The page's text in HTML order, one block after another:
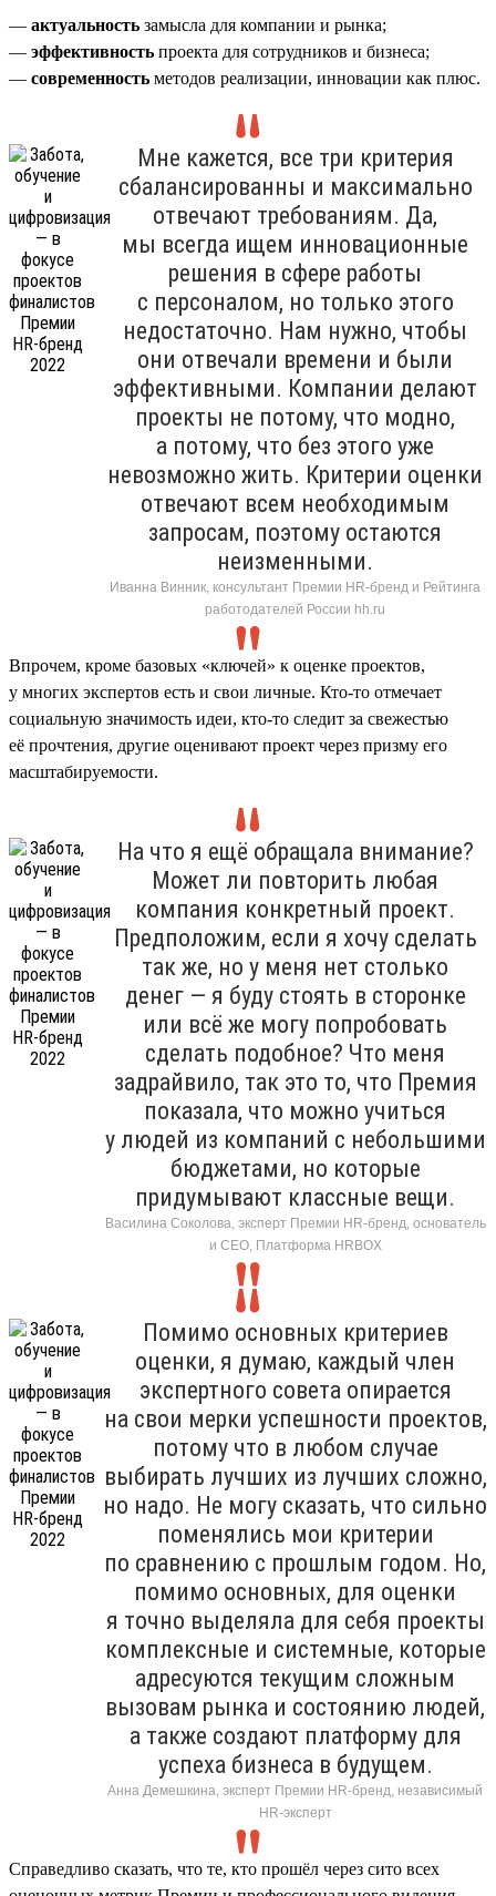
— актуальность замысла для компании и рынка;
— эффективность проекта для сотрудников и бизнеса;
— современность методов реализации, инновации как плюс.
Мне кажется, все три критерия
сбалансированны и максимально
отвечают требованиям. Да,
мы всегда ищем инновационные
решения в сфере работы
с персоналом, но только этого
недостаточно. Нам нужно, чтобы
они отвечали времени и были
эффективными. Компании делают
проекты не потому, что модно,
а потому, что без этого уже
невозможно жить. Критерии оценки
отвечают всем необходимым
запросам, поэтому остаются
неизменными.
Иванна Винник, консультант Премии HR-бренд и Рейтинга
работодателей России hh.ru
Впрочем, кроме базовых «ключей» к оценке проектов,
у многих экспертов есть и свои личные. Кто-то отмечает
социальную значимость идеи, кто-то следит за свежестью
её прочтения, другие оценивают проект через призму его
масштабируемости.
На что я ещё обращала внимание?
Может ли повторить любая
компания конкретный проект.
Предположим, если я хочу сделать
так же, но у меня нет столько
денег — я буду стоять в сторонке
или всё же могу попробовать
сделать подобное? Что меня
задрайвило, так это то, что Премия
показала, что можно учиться
у людей из компаний с небольшими
бюджетами, но которые
придумывают классные вещи.
Василина Соколова, эксперт Премии HR-бренд, основатель
и CEO, Платформа HRBOХ
Помимо основных критериев
оценки, я думаю, каждый член
экспертного совета опирается
на свои мерки успешности проектов,
потому что в любом случае
выбирать лучших из лучших сложно,
но надо. Не могу сказать, что сильно
поменялись мои критерии
по сравнению с прошлым годом. Но,
помимо основных, для оценки
я точно выделяла для себя проекты
комплексные и системные, которые
адресуются текущим сложным
вызовам рынка и состоянию людей,
а также создают платформу для
успеха бизнеса в будущем.
Анна Демешкина, эксперт Премии HR-бренд, независимый
HR-эксперт
Справедливо сказать, что те, кто прошёл через сито всех